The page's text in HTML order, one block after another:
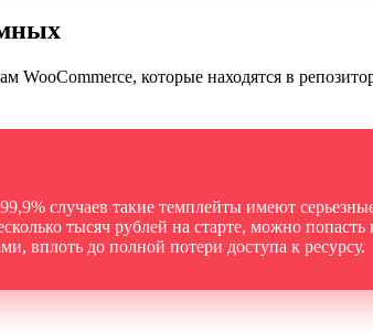
WooCommerce, которые находятся в
случаев такие темплейты имеют
тысяч рублей на старте, можно
вплоть до полной потери доступа к ресурсу.